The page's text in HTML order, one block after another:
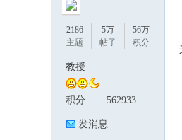
2186
主题
5万
帖子
56万
积分
教授
积分 562933
发消息